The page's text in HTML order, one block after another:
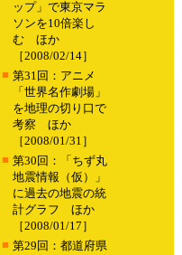
ップ」で東京マラ
ソンを10倍楽し
む ほか
［2008/02/14］
■ 第31回：アニメ
「世界名作劇場」
を地理の切り口で
考察 ほか
［2008/01/31］
■ 第30回：「ちず丸
地震情報（仮）」
に過去の地震の統
計グラフ ほか
［2008/01/17］
■ 第29回：都道府県